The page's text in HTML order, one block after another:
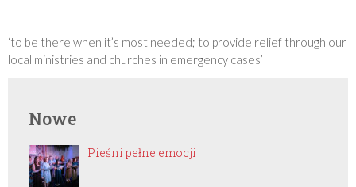
‘to be there when it’s most needed; to provide relief through our
local ministries and churches in emergency cases’
Nowe
Pieśni pełne emocji